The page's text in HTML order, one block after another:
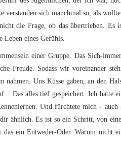
verstanden sich manchmal so, als
die Frage, ob das übertrieben. Es
Leben eines Gefühls.
einer Gruppe. Das Sich-
Freude. Sodass wir voreinander
Uns Küsse gaben, an den
.. Das alles tief gespeichert. Ich hatte
Und fürchtete mich – auch
ähnlich. Es ist so ein Schritt, von
ein Entweder-Oder. Warum nicht